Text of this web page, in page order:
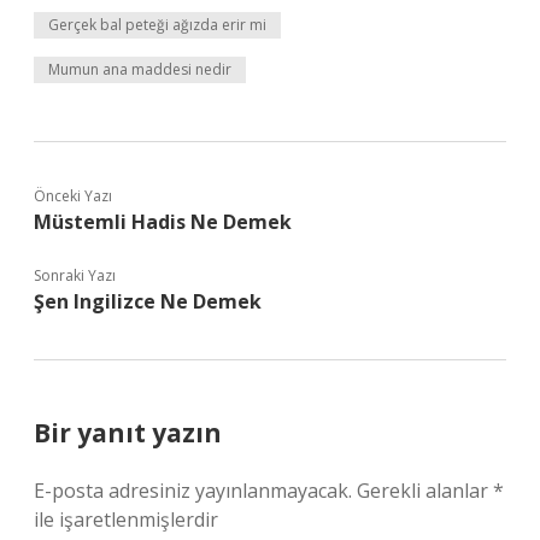
Gerçek bal peteği ağızda erir mi
Mumun ana maddesi nedir
Önceki Yazı
Müstemli Hadis Ne Demek
Sonraki Yazı
Şen Ingilizce Ne Demek
Bir yanıt yazın
E-posta adresiniz yayınlanmayacak. Gerekli alanlar*
ile işaretlenmişlerdir